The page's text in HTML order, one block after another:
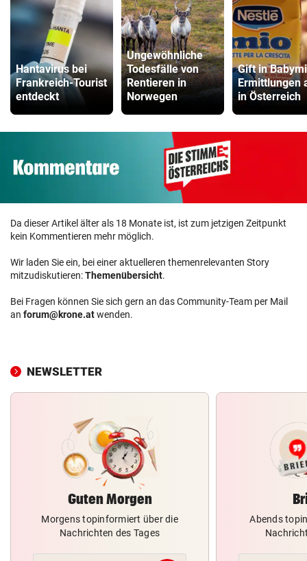
Hantavirus bei
Frankreich-Tourist
entdeckt
Ungewöhnliche
Todesfälle von
Rentieren in
Norwegen
Gift in
Ermittlungen
in Österreich
Da dieser Artikel älter als 18 Monate ist, ist zum jetzigen Zeitpunkt
kein Kommentieren mehr möglich.
Wir laden Sie ein, bei einer aktuelleren themenrelevanten Story
mitzudiskutieren:Themenübersicht.
Bei Fragen können Sie sich gern an das Community-Team per Mail
an forum@krone.atwenden.
NEWSLETTER
Guten Morgen
Morgens topinformiert über die
Nachrichten des Tages
Abends